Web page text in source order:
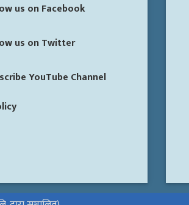
us on Facebook
us on Twitter
YouTube Channel